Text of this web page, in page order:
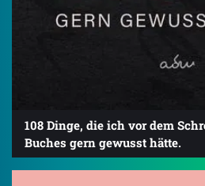
108 Dinge, die ich vor dem
Buches gern gewusst hätte.